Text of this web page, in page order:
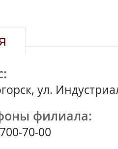
ул.
филиала:
70-00